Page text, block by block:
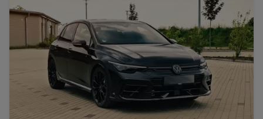
Tesla Chevrolet Dodge
Bentley Rolls Royce Aston Martin